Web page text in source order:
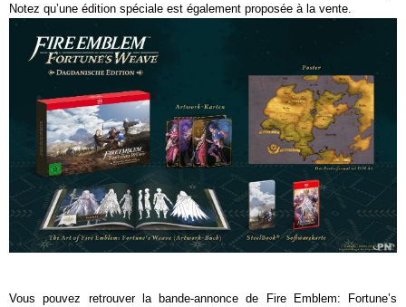
Notez qu’une édition spéciale est également proposée à la vente.
Vous pouvez retrouver la bande-annonce de Fire Emblem: Fortune’s